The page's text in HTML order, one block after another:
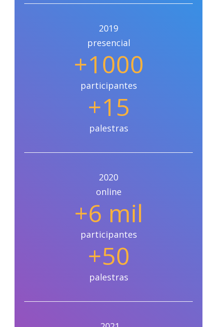
2019
presencial
+1000
participantes
+15
palestras
2020
online
+6 mil
participantes
+50
palestras